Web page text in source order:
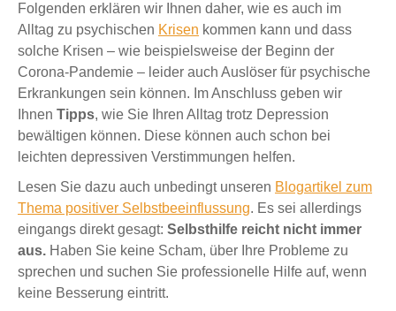
Folgenden erklären wir Ihnen daher, wie es auch im
Alltag zu psychischen Krisen kommen kann und dass
solche Krisen – wie beispielsweise der Beginn der
Corona-Pandemie – leider auch Auslöser für psychische
Erkrankungen sein können. Im Anschluss geben wir
Ihnen Tipps, wie Sie Ihren Alltag trotz Depression
bewältigen können. Diese können auch schon bei
leichten depressiven Verstimmungen helfen.
Lesen Sie dazu auch unbedingt unseren Blogartikel zum
Thema positiver Selbstbeeinflussung. Es sei allerdings
eingangs direkt gesagt: Selbsthilfe reicht nicht immer
aus. Haben Sie keine Scham, über Ihre Probleme zu
sprechen und suchen Sie professionelle Hilfe auf, wenn
keine Besserung eintritt.